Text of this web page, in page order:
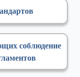
соблюдение